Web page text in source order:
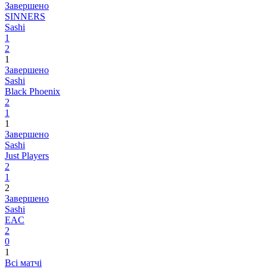
Завершено
SINNERS
Sashi
1
2
1
Завершено
Sashi
Black Phoenix
2
1
1
Завершено
Sashi
Just Players
2
1
2
Завершено
Sashi
EAC
2
0
1
Всі матчі